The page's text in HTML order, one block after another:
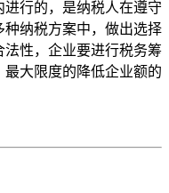
行的，是纳税人在遵守
种纳税方案中，做出选择
性，企业要进行税务筹
大限度的降低企业额的